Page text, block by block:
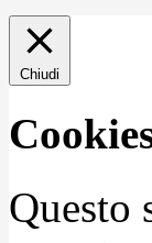
Chiudi
Questo